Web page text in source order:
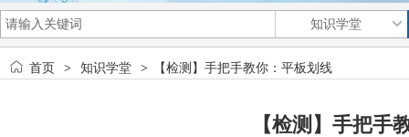
首页 > 知识学堂 > 【检测】手把手教你：平板划线
【检测】手把手